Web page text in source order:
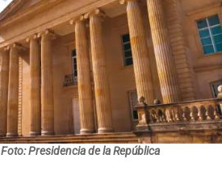
Foto: Presidencia de la República